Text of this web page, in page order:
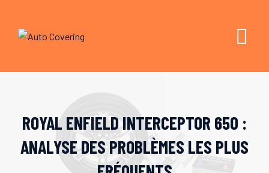
content
ROYAL ENFIELD INTERCEPTOR 650 :
ANALYSE DES PROBLÈMES LES PLUS